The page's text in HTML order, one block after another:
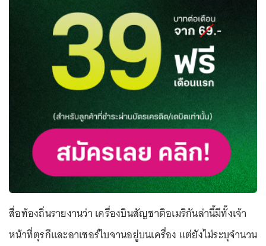
สื่อท้องถิ่นรายงานว่า เครื่องบินสัญชาติอเมริกันลำนี้มีทั้งเจ้า
หน้าที่ตุรกีและอาเซอร์ไบจานอยู่บนเครื่อง แต่ยังไม่ระบุจำนวน